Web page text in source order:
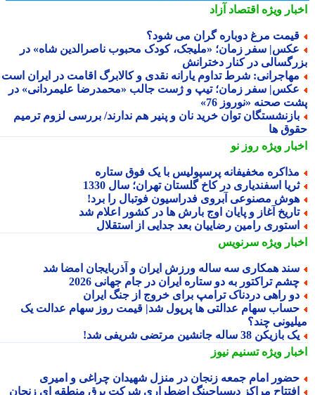
ویژهاقتصاد آزاد
مرغ دوباره گران می شود؟
سفر زمان؛ «ملیجک، کودک محبوب ناصرالدین شاه» در
در کنار دخترانش
شرط تداوم یارانه نقدی و کالابرگ اقامت در ایران است
سفر زمان؛ تیپ و ژست جالب «محمدرضا علیمردانی» در
صحنه «نوروز 76»
توان خرید نان و پنیر هم ندارند/ بررسی لزوم ترمیم
ها
ویژهروز نو
مخفیفانه پرسپولیس با یک فوق ستاره
اسفندیاری در کاخ گلستان تهران؛ سال 1330
مصنوعی آبروی فدراسیون فوتبال را برد!
آغاز و پایان اوج بارش ها در کشور اعلام شد
رامین رضاییان بعد جدایی از استقلال
ویژهسرنویس
همکاری سه ساله ورزش ایران و آذربایجان امضا شد
تراکتور به دو ستاره ایران در جام جهانی 2026
راهی دردناک ترامپ برای خروج از جنگ ایران
سهام عدالتی ها پرپول شد| قیمت روز سهام عدالت یک
چند؟
بازیکن 38 ساله جانشین مرتضی شریفی شد!
ویژهتسنیم نیوز
امام جمعه زنجان در منزل شهیدان چراغی و امیری
مراکز دیسپاچینگ اضطراری شرکت برق منطقه ای زنجان